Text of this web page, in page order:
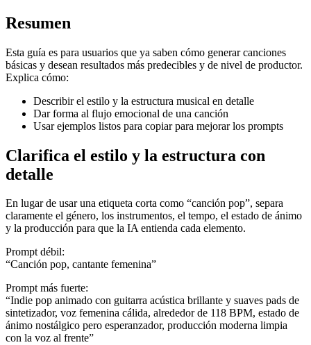
Resumen
Esta guía es para usuarios que ya saben cómo generar canciones
básicas y desean resultados más predecibles y de nivel de productor.
Explica cómo:
Describir el estilo y la estructura musical en detalle
Dar forma al flujo emocional de una canción
Usar ejemplos listos para copiar para mejorar los prompts
Clarifica el estilo y la estructura con
detalle
En lugar de usar una etiqueta corta como “canción pop”, separa
claramente el género, los instrumentos, el tempo, el estado de ánimo
y la producción para que la IA entienda cada elemento.
Prompt débil:
“Canción pop, cantante femenina”
Prompt más fuerte:
“Indie pop animado con guitarra acústica brillante y suaves pads de
sintetizador, voz femenina cálida, alrededor de 118 BPM, estado de
ánimo nostálgico pero esperanzador, producción moderna limpia
con la voz al frente”